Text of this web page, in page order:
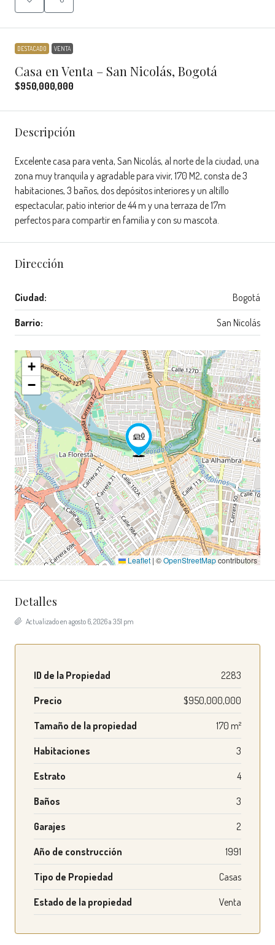
DESTACADO VENTA
Casa en Venta – San Nicolás, Bogotá
$950,000,000
Descripción
Excelente casa para venta, San Nicolás, al norte de la ciudad, una
zona muy tranquila y agradable para vivir, 170 M2, consta de 3
habitaciones, 3 baños, dos depósitos interiores y un altillo
espectacular, patio interior de 44 m y una terraza de 17m
perfectos para compartir en familia y con su mascota.
Dirección
Ciudad: Bogotá
Barrio: San Nicolás
+
−
Leaflet | ©OpenStreetMapcontributors
Detalles
Actualizado en agosto 6, 2026 a 3:51 pm
ID de la Propiedad 2283
Precio $950,000,000
Tamaño de la propiedad 170 m²
Habitaciones 3
Estrato 4
Baños 3
Garajes 2
Año de construcción 1991
Tipo de Propiedad Casas
Estado de la propiedad Venta